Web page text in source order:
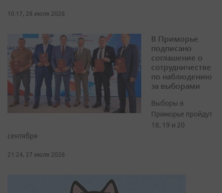
10:17, 28 июля 2026
В Приморье
подписано
соглашение о
сотрудничестве
по наблюдению
за выборами
Выборы в
Приморье пройдут
18, 19 и 20
сентября
21:24, 27 июля 2026